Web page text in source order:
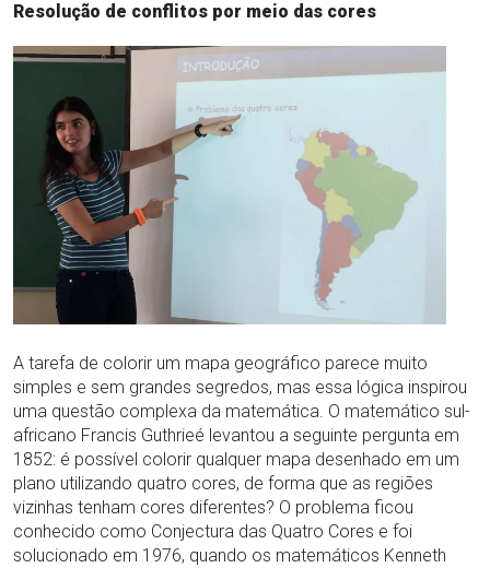
Resolução de conflitos por meio das cores
A tarefa de colorir um mapa geográfico parece muito
simples e sem grandes segredos, mas essa lógica inspirou
uma questão complexa da matemática. O matemático sul-
africano Francis Guthrieé levantou a seguinte pergunta em
1852: é possível colorir qualquer mapa desenhado em um
plano utilizando quatro cores, de forma que as regiões
vizinhas tenham cores diferentes? O problema ficou
conhecido como Conjectura das Quatro Cores e foi
solucionado em 1976, quando os matemáticos Kenneth